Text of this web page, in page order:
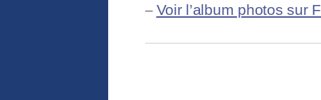
– Voir l’album photos sur